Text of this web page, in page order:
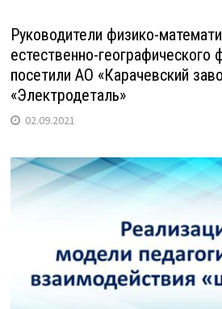
Руководители физико-
естественно-географического
посетили АО «Карачевский
«Электродеталь»
02.09.2021